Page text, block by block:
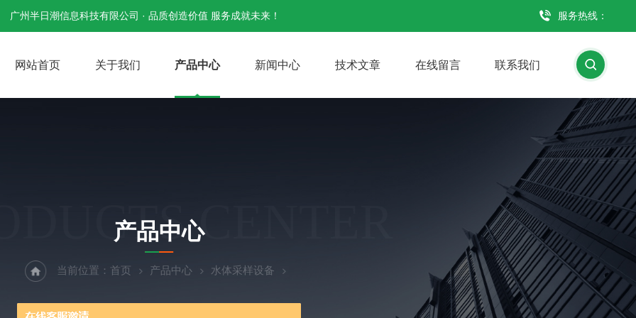
广州半日潮信息科技有限公司 · 品质创造价值 服务成就未来！ 服务热线：
网站首页 关于我们 产品中心 新闻中心 技术文章 在线留言 联系我们
CENTER
产品中心
当前位置： 首页 产品中心 水体采样设备